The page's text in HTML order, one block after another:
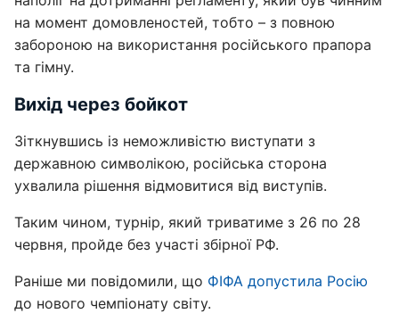
на момент домовленостей, тобто – з повною
забороною на використання російського прапора
та гімну.
Вихід через бойкот
Зіткнувшись із неможливістю виступати з
державною символікою, російська сторона
ухвалила рішення відмовитися від виступів.
Таким чином, турнір, який триватиме з 26 по 28
червня, пройде без участі збірної РФ.
Раніше ми повідомили, що ФІФА допустила Росію
до нового чемпіонату світу.